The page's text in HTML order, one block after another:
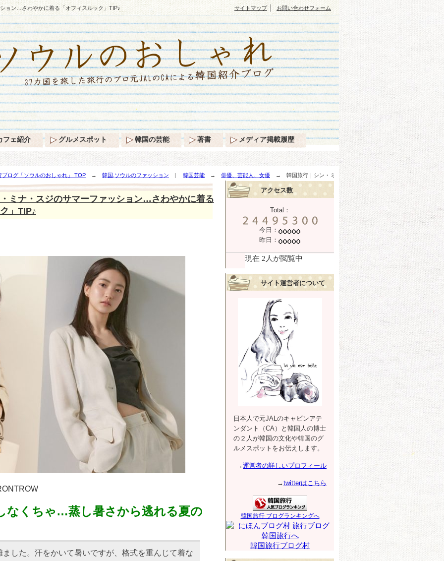
ョン…さわやかに着る「オフィスルック」TIP♪
ログ「ソウルのおしゃれ」 TOP → 韓国,ソウルのファッション | 韓国芸能 → 俳優、芸能人、女優 → 韓国旅行｜シン・ミ
る「オフィスルック」TIP♪
ミナ・スジのサマーファッション…さわやかに着る
」TIP♪
なくちゃ…蒸し暑さから逃れる夏の
した。汗をかいて暑いですが、格式を重んじて着な
アクセス数
Total：
今日：
昨日：
サイト運営者について
日本人で元JALのキャビンアテ
ンダント（CA）と韓国人の博士
の２人が韓国の文化や韓国のグ
ルメスポットをお伝えします。
→運営者の詳しいプロフィール
→twitterはこちら
韓国旅行 ブログランキングへ
韓国旅行ブログ村
サイトマップ｜ お問い合わせフォーム
フェ紹介 グルメスポット 韓国の芸能 著書 メディア掲載履歴